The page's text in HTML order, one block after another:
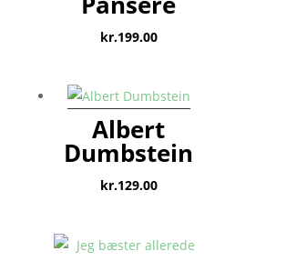
kr.199.00
Albert
Dumbstein
kr.129.00